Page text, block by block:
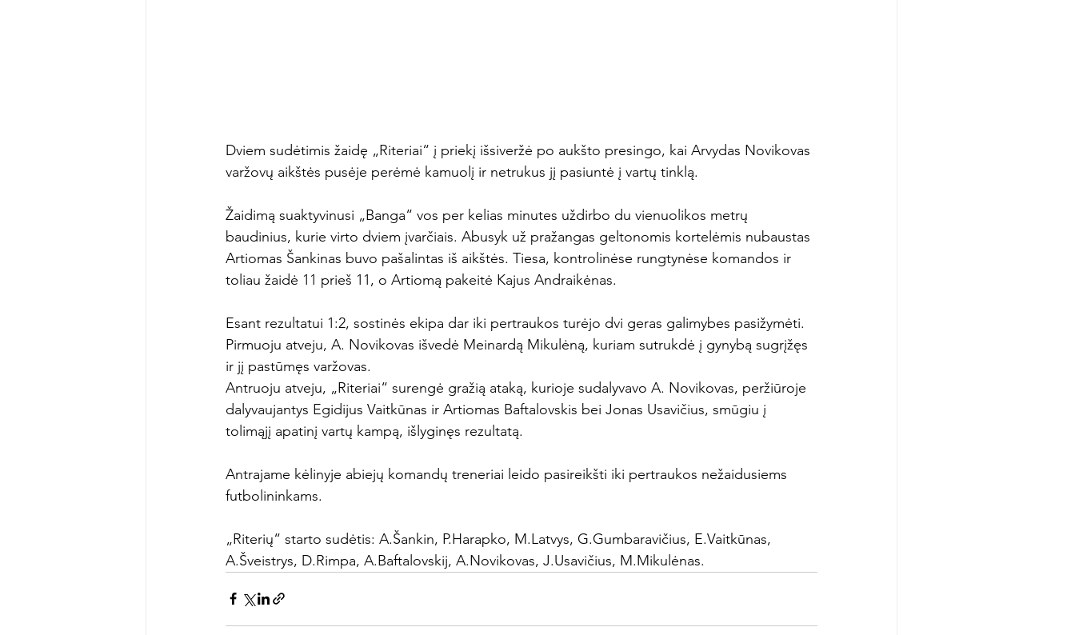
Dviem sudėtimis žaidę „Riteriai“ į priekį išsiveržė po aukšto presingo, kai Arvydas Novikovas
varžovų aikštės pusėje perėmė kamuolį ir netrukus jį pasiuntė į vartų tinklą.
Žaidimą suaktyvinusi „Banga“ vos per kelias minutes uždirbo du vienuolikos metrų
baudinius, kurie virto dviem įvarčiais. Abusyk už pražangas geltonomis kortelėmis nubaustas
Artiomas Šankinas buvo pašalintas iš aikštės. Tiesa, kontrolinėse rungtynėse komandos ir
toliau žaidė 11 prieš 11, o Artiomą pakeitė Kajus Andraikėnas.
Esant rezultatui 1:2, sostinės ekipa dar iki pertraukos turėjo dvi geras galimybes pasižymėti.
Pirmuoju atveju, A. Novikovas išvedė Meinardą Mikulėną, kuriam sutrukdė į gynybą sugrįžęs
ir jį pastūmęs varžovas.
Antruoju atveju, „Riteriai“ surengė gražią ataką, kurioje sudalyvavo A. Novikovas, peržiūroje
dalyvaujantys Egidijus Vaitkūnas ir Artiomas Baftalovskis bei Jonas Usavičius, smūgiu į
tolimąjį apatinį vartų kampą, išlyginęs rezultatą.
Antrajame kėlinyje abiejų komandų treneriai leido pasireikšti iki pertraukos nežaidusiems
futbolininkams.
„Riterių“ starto sudėtis: A.Šankin, P.Harapko, M.Latvys, G.Gumbaravičius, E.Vaitkūnas,
A.Šveistrys, D.Rimpa, A.Baftalovskij, A.Novikovas, J.Usavičius, M.Mikulėnas.